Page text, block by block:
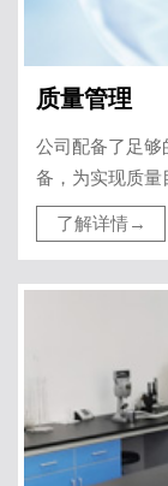
质量管理
公司配备了足够
备，为实现质量
了解详情→